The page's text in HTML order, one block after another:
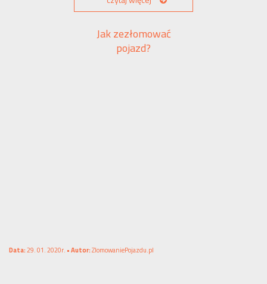
Jak zezłomować
pojazd?
Data:29. 01. 2020r. •Autor:ZlomowaniePojazdu.pl